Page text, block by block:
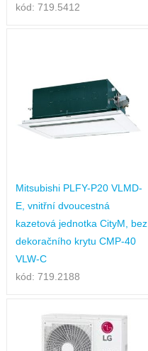
kód: 719.5412
Mitsubishi PLFY-P20 VLMD-
E, vnitřní dvoucestná
kazetová jednotka CityM, bez
dekoračního krytu CMP-40
VLW-C
kód: 719.2188